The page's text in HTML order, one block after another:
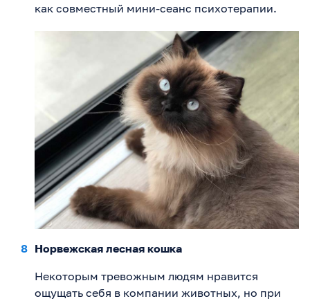
как совместный мини-сеанс психотерапии.
Норвежская лесная кошка
Некоторым тревожным людям нравится
ощущать себя в компании животных, но при